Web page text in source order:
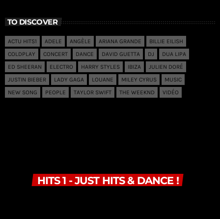
TO DISCOVER
ACTU HITS1 ADELE ANGÈLE ARIANA GRANDE
BILLIE EILISH
COLDPLAY
CONCERT DANCE DAVID GUETTA DJ
DUA LIPA
ED SHEERAN
ELECTRO HARRY STYLES IBIZA
JULIEN DORÉ
JUSTIN BIEBER
LADY GAGA LOUANE MILEY CYRUS
MUSIC
NEW SONG
PEOPLE TAYLOR SWIFT THE WEEKND VIDÉO
HITS 1 - JUST HITS & DANCE !